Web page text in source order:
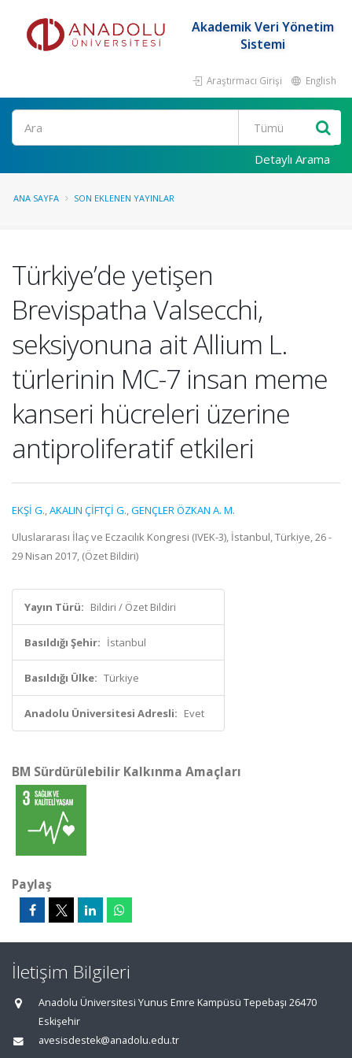
Akademik Veri Yönetim
Sistemi
Araştırmacı Girişi English
Ara
Detaylı Arama
ANA SAYFA SON EKLENEN YAYINLAR
Türkiye’de yetişen
Brevispatha Valsecchi,
seksiyonuna ait Allium L.
türlerinin MC-7 insan meme
kanseri hücreleri üzerine
antiproliferatif etkileri
EKŞİ G.,AKALIN ÇİFTÇİ G.,GENÇLER ÖZKAN A. M.
Uluslararası İlaç ve Eczacılık Kongresi (IVEK-3), İstanbul, Türkiye, 26 -
29 Nisan 2017, (Özet Bildiri)
Yayın Türü: Bildiri / Özet Bildiri
Basıldığı Şehir: İstanbul
Basıldığı Ülke: Türkiye
Anadolu Üniversitesi Adresli: Evet
BM Sürdürülebilir Kalkınma Amaçları
Paylaş
İletişim Bilgileri
Anadolu Üniversitesi Yunus Emre Kampüsü Tepebaşı 26470
Eskişehir
avesisdestek@anadolu.edu.tr